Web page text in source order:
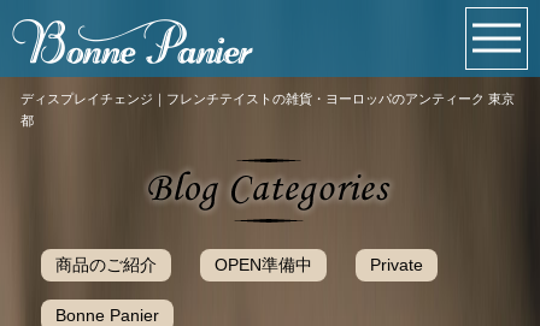
ディスプレイチェンジ｜フレンチテイストの雑貨・ヨーロッパのアンティーク 東京
都
商品のご紹介 OPEN準備中 Private
Bonne Panier